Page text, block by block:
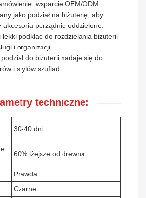
wsparcie OEM/ODM
jako podział na biżuterię, aby
akcesoria porządnie oddzielone.
lekki podkład do rozdzielania biżuterii
i organizacji
do biżuterii nadaje się do
i stylów szuflad
techniczne:
30-40 dni
60% lżejsze od drewna
Prawda.
Czarne